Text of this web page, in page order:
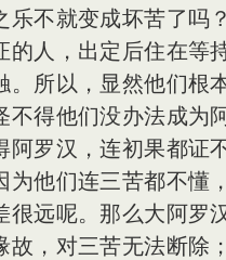
乐不就变成坏苦了吗
的人，出定后住在等
。所以，显然他们根
不得他们没办法成为
阿罗汉，连初果都证
为他们连三苦都不懂
很远呢。那么大阿罗
故，对三苦无法断除